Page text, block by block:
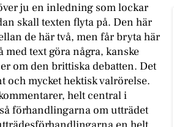
ju en inledning som lockar
skall texten flyta på. Den här
de här två, men får bryta här
med text göra några, kanske
om den brittiska debatten. Det
och mycket hektisk valrörelse.
helt central i
förhandlingarna om utträdet